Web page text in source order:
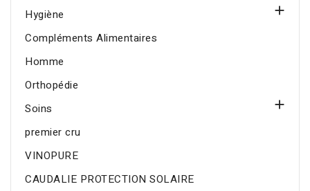
Hygiène

Compléments Alimentaires
Homme
Orthopédie
Soins

premier cru
VINOPURE
CAUDALIE PROTECTION SOLAIRE